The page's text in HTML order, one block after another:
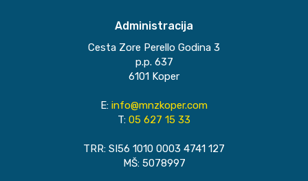
Administracija
Cesta Zore Perello Godina 3
p.p. 637
6101 Koper
E: info@mnzkoper.com
T: 05 627 15 33
TRR: SI56 1010 0003 4741 127
MŠ: 5078997